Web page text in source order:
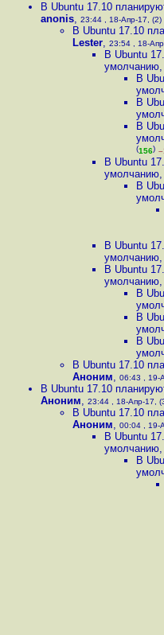
В Ubuntu 17.10
anonis, 23:44 , 18-Апр-17, (2)
В Ubuntu 17.10
Lester, 23:54 , 18-
В Ubuntu
умолчанию,
В
В
В
(156)
В Ubuntu
умолчанию,
В
В Ubuntu
умолчанию,
В Ubuntu
умолчанию,
В
В
В
В Ubuntu 17.10
Аноним, 06:43 , 19-
В Ubuntu 17.10
Аноним, 23:44 , 18-Апр-17,
В Ubuntu 17.10
Аноним, 00:04 , 19-
В Ubuntu
умолчанию,
В